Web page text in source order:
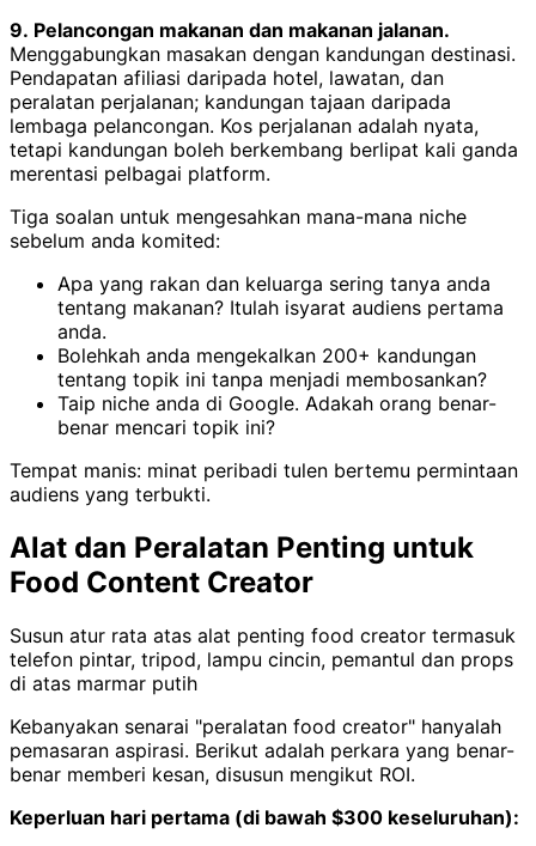
9. Pelancongan makanan dan makanan jalanan.
Menggabungkan masakan dengan kandungan destinasi.
Pendapatan afiliasi daripada hotel, lawatan, dan
peralatan perjalanan; kandungan tajaan daripada
lembaga pelancongan. Kos perjalanan adalah nyata,
tetapi kandungan boleh berkembang berlipat kali ganda
merentasi pelbagai platform.
Tiga soalan untuk mengesahkan mana-mana niche
sebelum anda komited:
Apa yang rakan dan keluarga sering tanya anda
tentang makanan? Itulah isyarat audiens pertama
anda.
Bolehkah anda mengekalkan 200+ kandungan
tentang topik ini tanpa menjadi membosankan?
Taip niche anda di Google. Adakah orang benar-
benar mencari topik ini?
Tempat manis: minat peribadi tulen bertemu permintaan
audiens yang terbukti.
Alat dan Peralatan Penting untuk
Food Content Creator
Susun atur rata atas alat penting food creator termasuk
telefon pintar, tripod, lampu cincin, pemantul dan props
di atas marmar putih
Kebanyakan senarai "peralatan food creator" hanyalah
pemasaran aspirasi. Berikut adalah perkara yang benar-
benar memberi kesan, disusun mengikut ROI.
Keperluan hari pertama (di bawah $300 keseluruhan):